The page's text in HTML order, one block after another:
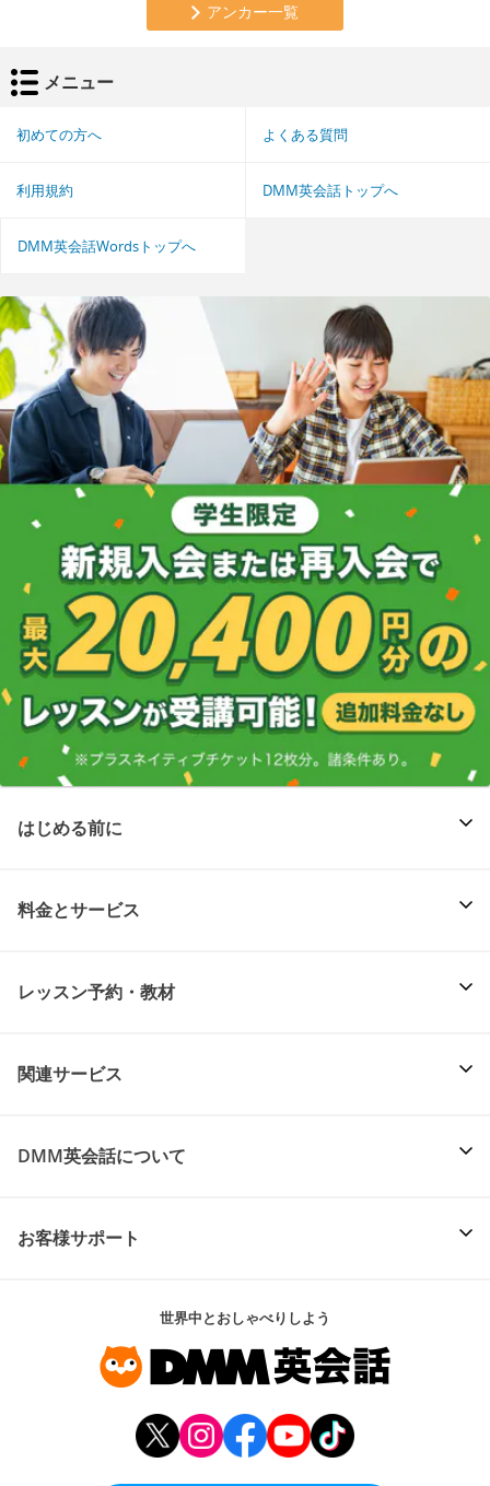
アンカー一覧
メニュー
初めての方へ よくある質問
利用規約 DMM英会話トップへ
DMM英会話Wordsトップへ
はじめる前に
料金とサービス
レッスン予約・教材
関連サービス
DMM英会話について
お客様サポート
世界中とおしゃべりしよう